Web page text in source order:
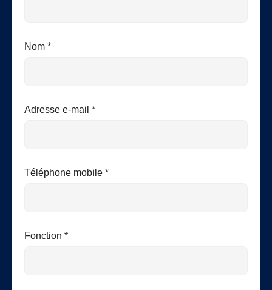
Nom *
Adresse e-mail *
Téléphone mobile *
Fonction *